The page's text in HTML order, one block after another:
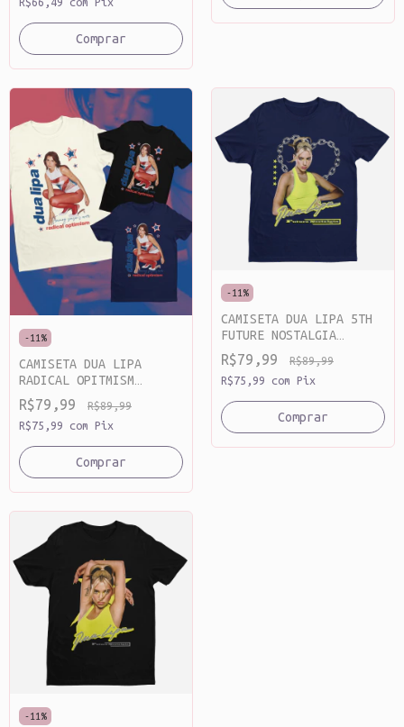
Comprar
-11 %
CAMISETA DUA LIPA
RADICAL OPITMISM
ALGODÃO
R$79,99
R$89,99
R$75,99 com Pix
Comprar
-11 %
CAMISETA DUA LIPA 5TH
FUTURE NOSTALGIA
(SECOND VERSION)
R$79,99
R$89,99
R$75,99 com Pix
Comprar
-11 %